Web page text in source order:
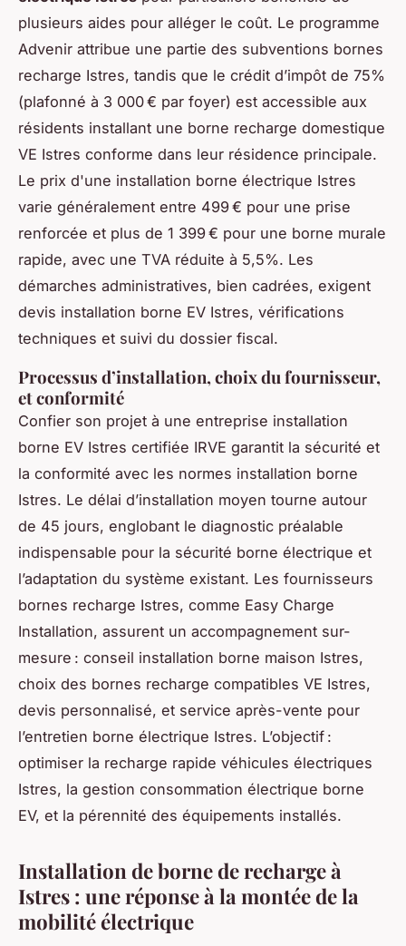
plusieurs aides pour alléger le coût. Le programme
Advenir attribue une partie des subventions bornes
recharge Istres, tandis que le crédit d’impôt de 75%
(plafonné à 3 000 € par foyer) est accessible aux
résidents installant une borne recharge domestique
VE Istres conforme dans leur résidence principale.
Le prix d'une installation borne électrique Istres
varie généralement entre 499 € pour une prise
renforcée et plus de 1 399 € pour une borne murale
rapide, avec une TVA réduite à 5,5%. Les
démarches administratives, bien cadrées, exigent
devis installation borne EV Istres, vérifications
techniques et suivi du dossier fiscal.
Processus d’installation, choix du fournisseur,
et conformité
Confier son projet à une entreprise installation
borne EV Istres certifiée IRVE garantit la sécurité et
la conformité avec les normes installation borne
Istres. Le délai d’installation moyen tourne autour
de 45 jours, englobant le diagnostic préalable
indispensable pour la sécurité borne électrique et
l’adaptation du système existant. Les fournisseurs
bornes recharge Istres, comme Easy Charge
Installation, assurent un accompagnement sur-
mesure : conseil installation borne maison Istres,
choix des bornes recharge compatibles VE Istres,
devis personnalisé, et service après-vente pour
l’entretien borne électrique Istres. L’objectif :
optimiser la recharge rapide véhicules électriques
Istres, la gestion consommation électrique borne
EV, et la pérennité des équipements installés.
Installation de borne de recharge à
Istres : une réponse à la montée de la
mobilité électrique